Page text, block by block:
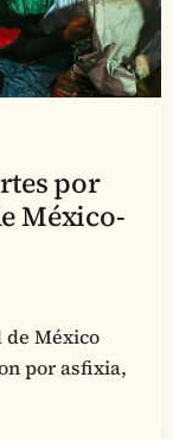
por
México-
de México
por asfixia,